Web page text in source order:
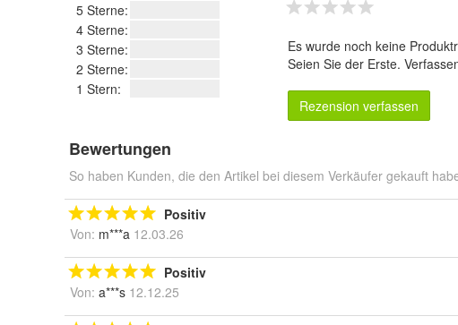
5 Sterne:
4 Sterne:
3 Sterne:
2 Sterne:
1 Stern:
Es wurde noch keine
Seien Sie der Erste.
Rezension verfassen
Bewertungen
So haben Kunden, die den Artikel bei diesem Verkäufer gekauft
Positiv
Von: m***a 12.03.26
Positiv
Von: a***s 12.12.25